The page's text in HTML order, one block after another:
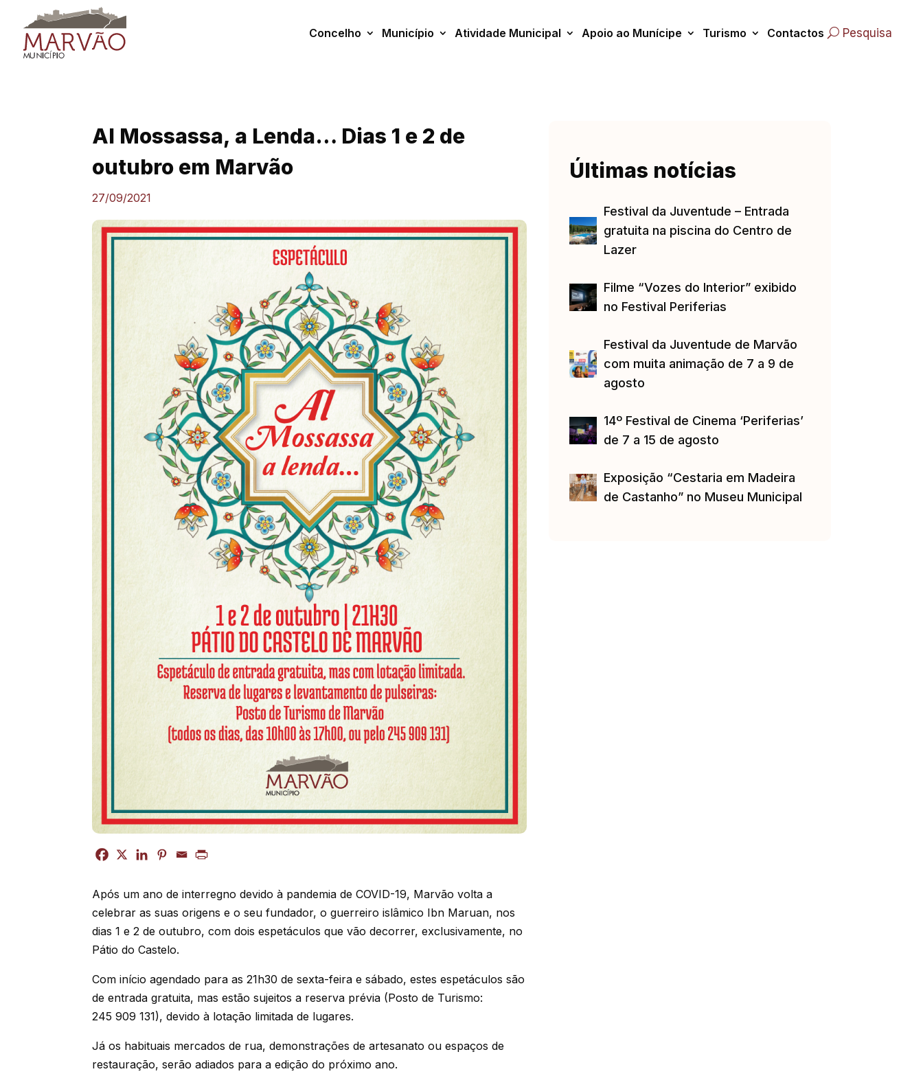
content
Concelho Município Atividade Municipal Apoio ao Munícipe Turismo Contactos Pesquisa
Al Mossassa, a Lenda… Dias 1 e 2 de
outubro em Marvão
27/09/2021
Após um ano de interregno devido à pandemia de COVID-19, Marvão volta a
celebrar as suas origens e o seu fundador, o guerreiro islâmico Ibn Maruan, nos
dias 1 e 2 de outubro, com dois espetáculos que vão decorrer, exclusivamente, no
Pátio do Castelo.
Com início agendado para as 21h30 de sexta-feira e sábado, estes espetáculos são
de entrada gratuita, mas estão sujeitos a reserva prévia (Postode Turismo:
245 909 131), devido à lotação limitada de lugares.
Já os habituais mercados de rua, demonstrações de artesanato ou espaços de
restauração, serão adiados para a edição do próximo ano.
Últimas notícias
Festival da Juventude – Entrada
gratuita na piscina do Centro de
Lazer
Filme “Vozes do Interior” exibido
no Festival Periferias
Festival da Juventude de Marvão
com muita animação de 7 a 9 de
agosto
14º Festival de Cinema ‘Periferias’
de 7 a 15 de agosto
Exposição “Cestaria em Madeira
de Castanho” no Museu Municipal